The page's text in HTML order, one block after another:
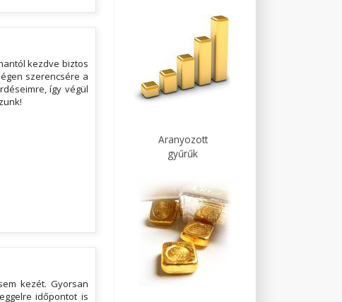
kezdve biztos
szerencsére a
így végül
kezét. Gyorsan
időpontot is
Aranyozott
gyűrűk